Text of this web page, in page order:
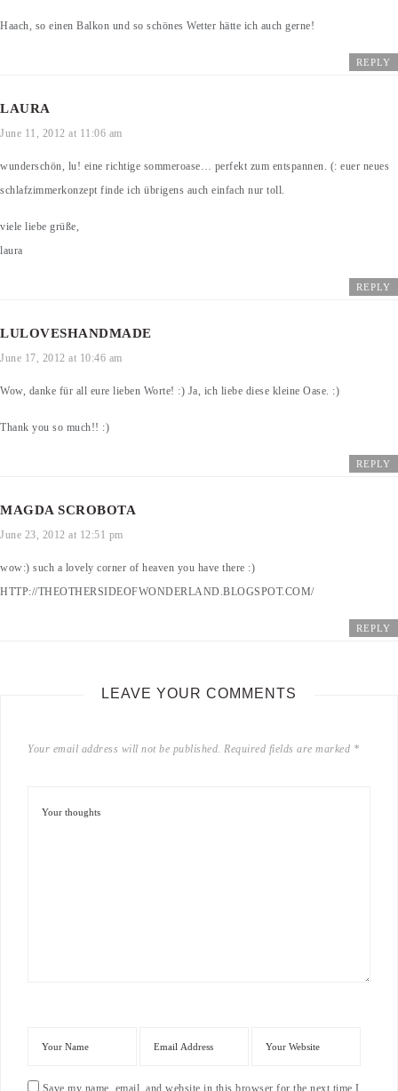
Haach, so einen Balkon und so schönes Wetter hätte ich auch gerne!
REPLY
LAURA
June 11, 2012 at 11:06 am
wunderschön, lu! eine richtige sommeroase… perfekt zum entspannen. (: euer neues
schlafzimmerkonzept finde ich übrigens auch einfach nur toll.
viele liebe grüße,
laura
REPLY
LULOVESHANDMADE
June 17, 2012 at 10:46 am
Wow, danke für all eure lieben Worte! :) Ja, ich liebe diese kleine Oase. :)
Thank you so much!! :)
REPLY
MAGDA SCROBOTA
June 23, 2012 at 12:51 pm
wow:) such a lovely corner of heaven you have there :)
HTTP://THEOTHERSIDEOFWONDERLAND.BLOGSPOT.COM/
REPLY
LEAVE YOUR COMMENTS
Your email address will not be published. Required fields are marked *
Save my name, email, and website in this browser for the next time I